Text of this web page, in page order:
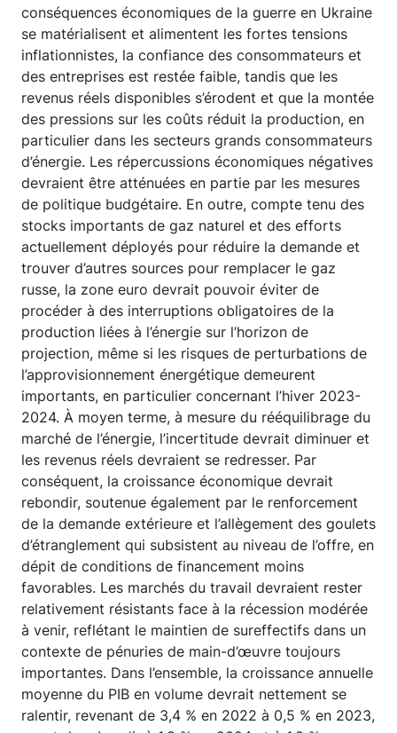
conséquences économiques de la guerre en Ukraine
se matérialisent et alimentent les fortes tensions
inflationnistes, la confiance des consommateurs et
des entreprises est restée faible, tandis que les
revenus réels disponibles s’érodent et que la montée
des pressions sur les coûts réduit la production, en
particulier dans les secteurs grands consommateurs
d’énergie. Les répercussions économiques négatives
devraient être atténuées en partie par les mesures
de politique budgétaire. En outre, compte tenu des
stocks importants de gaz naturel et des efforts
actuellement déployés pour réduire la demande et
trouver d’autres sources pour remplacer le gaz
russe, la zone euro devrait pouvoir éviter de
procéder à des interruptions obligatoires de la
production liées à l’énergie sur l’horizon de
projection, même si les risques de perturbations de
l’approvisionnement énergétique demeurent
importants, en particulier concernant l’hiver 2023-
2024. À moyen terme, à mesure du rééquilibrage du
marché de l’énergie, l’incertitude devrait diminuer et
les revenus réels devraient se redresser. Par
conséquent, la croissance économique devrait
rebondir, soutenue également par le renforcement
de la demande extérieure et l’allègement des goulets
d’étranglement qui subsistent au niveau de l’offre, en
dépit de conditions de financement moins
favorables. Les marchés du travail devraient rester
relativement résistants face à la récession modérée
à venir, reflétant le maintien de sureffectifs dans un
contexte de pénuries de main-d’œuvre toujours
importantes. Dans l’ensemble, la croissance annuelle
moyenne du PIB en volume devrait nettement se
ralentir, revenant de 3,4 % en 2022 à 0,5 % en 2023,